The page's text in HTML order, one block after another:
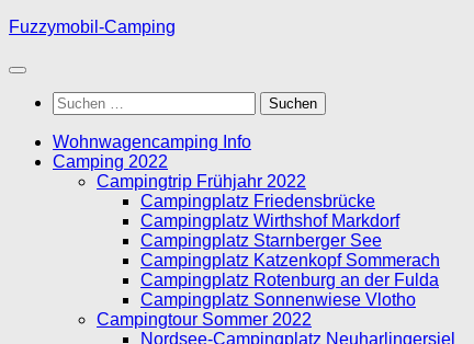
Unter
Inhalt
Fuzzymobil-Camping
Suchen
nach:
Wohnwagencamping Info
Camping 2022
Campingtrip Frühjahr 2022
Campingplatz Friedensbrücke
Campingplatz Wirthshof Markdorf
Campingplatz Starnberger See
Campingplatz Katzenkopf Sommerach
Campingplatz Rotenburg an der Fulda
Campingplatz Sonnenwiese Vlotho
Campingtour Sommer 2022
Nordsee-Campingplatz Neuharlingersiel